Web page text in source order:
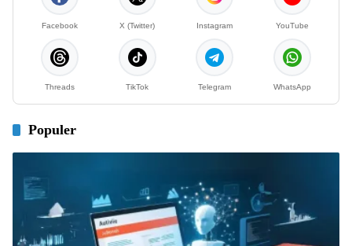
Facebook X (Twitter) Instagram YouTube
Threads TikTok Telegram WhatsApp
Populer